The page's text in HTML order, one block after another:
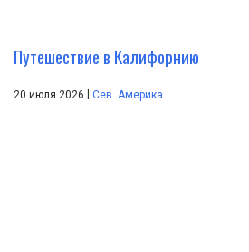
Путешествие в Калифорнию
20 июля 2026 Сев. Америка